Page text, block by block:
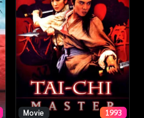
Movie 1993